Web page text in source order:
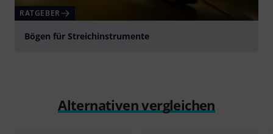
RATGEBER
Bögen für Streichinstrumente
Alternativen vergleichen